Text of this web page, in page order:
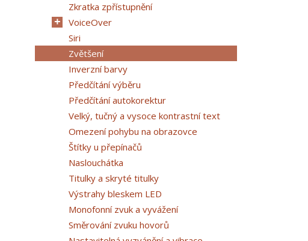
Zkratka zpřístupnění
VoiceOver
Siri
Zvětšení
Inverzní barvy
Předčítání výběru
Předčítání autokorektur
Velký, tučný a vysoce kontrastní text
Omezení pohybu na obrazovce
Štítky u přepínačů
Naslouchátka
Titulky a skryté titulky
Výstrahy bleskem LED
Monofonní zvuk a vyvážení
Směrování zvuku hovorů